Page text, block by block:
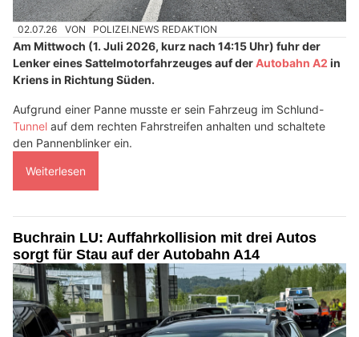
02.07.26 VON POLIZEI.NEWS REDAKTION
Am Mittwoch (1. Juli 2026, kurz nach 14:15 Uhr) fuhr der
Lenker eines Sattelmotorfahrzeuges auf derAutobahn A2 in
Kriens in Richtung Süden.
Aufgrund einer Panne musste er sein Fahrzeug im Schlund-
Tunnel auf dem rechten Fahrstreifen anhalten und schaltete
den Pannenblinker ein.
Weiterlesen
Buchrain LU: Auffahrkollision mit drei Autos
sorgt für Stau auf der Autobahn A14